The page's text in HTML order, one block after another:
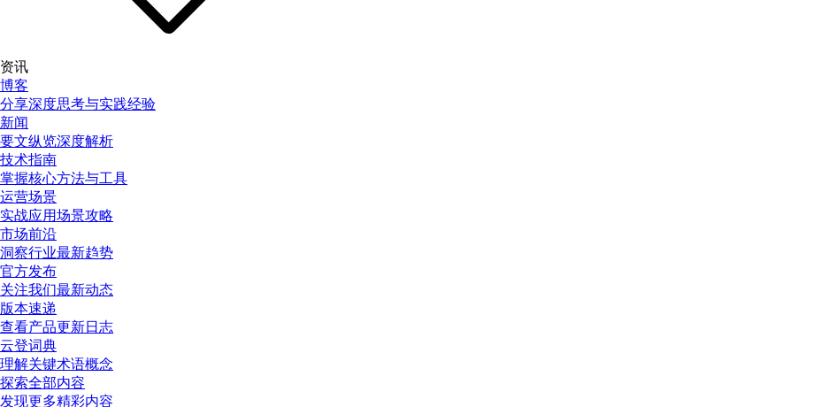
资讯
博客
分享深度思考与实践经验
新闻
要文纵览深度解析
技术指南
掌握核心方法与工具
运营场景
实战应用场景攻略
市场前沿
洞察行业最新趋势
官方发布
关注我们最新动态
版本速递
查看产品更新日志
云登词典
理解关键术语概念
探索全部内容
发现更多精彩内容